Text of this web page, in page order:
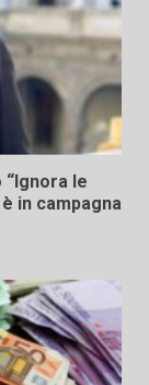
“Ignora le
in campagna